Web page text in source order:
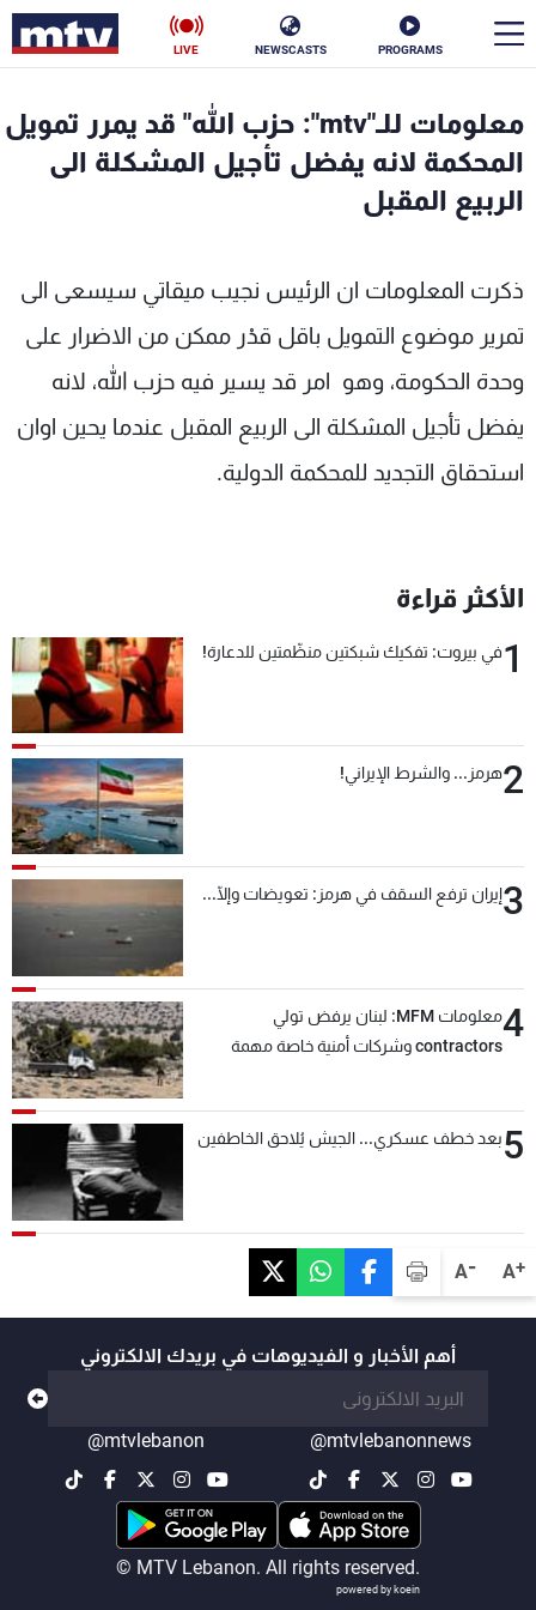
PROGRAMS
NEWSCASTS
LIVE
A+
A-
معلومات للـ"mtv": حزب الله" قد يمرر تمويل
المحكمة لانه يفضل تأجيل المشكلة الى
الربيع المقبل
ذكرت المعلومات ان الرئيس نجيب ميقاتي سيسعى الى
تمرير موضوع التمويل باقل قدْر ممكن من الاضرار على
وحدة الحكومة، وهو امر قد يسير فيه حزب الله، لانه
يفضل تأجيل المشكلة الى الربيع المقبل عندما يحين اوان
استحقاق التجديد للمحكمة الدولية.
الأكثر قراءة
1في بيروت: تفكيك شبكتين منظّمتين للدعارة!
2هرمز... والشرط الإيراني!
3إيران ترفع السقف في هرمز: تعويضات وإلّا...
4
معلومات MFM: لبنان يرفض تولي
contractors وشركات أمنية خاصة مهمة
5بعد خطف عسكري... الجيش يُلاحق الخاطفين
أهم الأخبار و الفيديوهات في بريدك الالكتروني
@mtvlebanonnews
@mtvlebanon
© MTV Lebanon. All rights reserved.
powered by koein
الأخبار
سياسة
منوعات رياضة
كأس العالم
الترددات
عن MTV
شروط الإسـتخدام
سياسة الخصوصية